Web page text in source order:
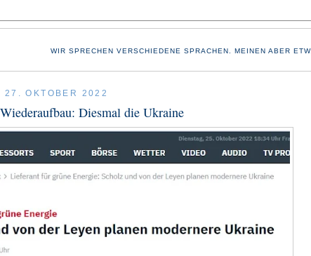
WIR SPRECHEN VERSCHIEDENE SPRACHEN. MEINEN ABER
27. OKTOBER 2022
Diesmal die Ukraine